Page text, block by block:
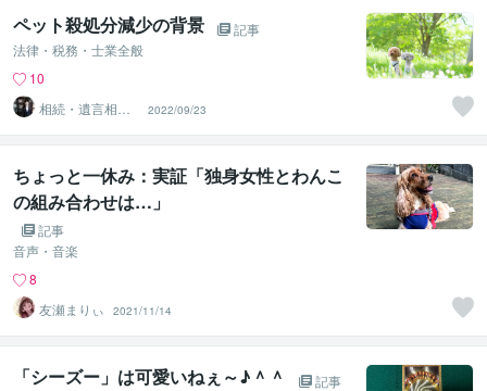
ペット殺処分減少の背景
記事
法律・税務・士業全般
10
相続・遺言相談
所
2022/09/23
ちょっと一休み：実証「独身女性とわんこ
の組み合わせは…」
記事
音声・音楽
8
友瀬まりぃ
2021/11/14
「シーズー」は可愛いねぇ～♪＾＾
記事